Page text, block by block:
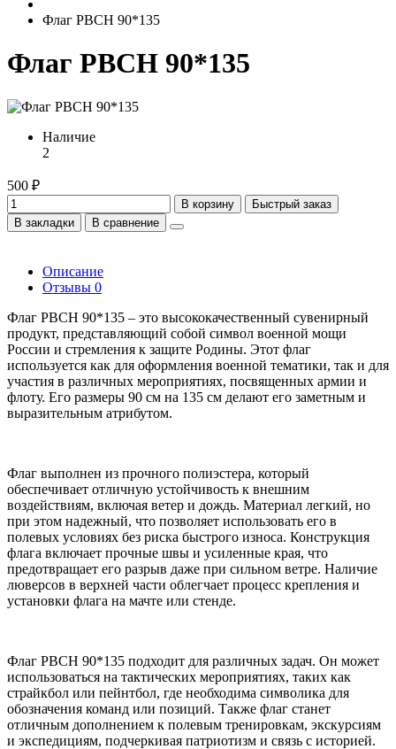
Флаг РВСН 90*135
Флаг РВСН 90*135
Наличие
2
500 ₽
В корзину
Быстрый заказ
В закладки
В сравнение
Описание
Отзывы 0
Флаг РВСН 90*135 – это высококачественный сувенирный
продукт, представляющий собой символ военной мощи
России и стремления к защите Родины. Этот флаг
используется как для оформления военной тематики, так и для
участия в различных мероприятиях, посвященных армии и
флоту. Его размеры 90 см на 135 см делают его заметным и
выразительным атрибутом.
Флаг выполнен из прочного полиэстера, который
обеспечивает отличную устойчивость к внешним
воздействиям, включая ветер и дождь. Материал легкий, но
при этом надежный, что позволяет использовать его в
полевых условиях без риска быстрого износа. Конструкция
флага включает прочные швы и усиленные края, что
предотвращает его разрыв даже при сильном ветре. Наличие
люверсов в верхней части облегчает процесс крепления и
установки флага на мачте или стенде.
Флаг РВСН 90*135 подходит для различных задач. Он может
использоваться на тактических мероприятиях, таких как
страйкбол или пейнтбол, где необходима символика для
обозначения команд или позиций. Также флаг станет
отличным дополнением к полевым тренировкам, экскурсиям
и экспедициям, подчеркивая патриотизм и связь с историей.